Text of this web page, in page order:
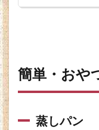
簡単・おや
蒸しパン